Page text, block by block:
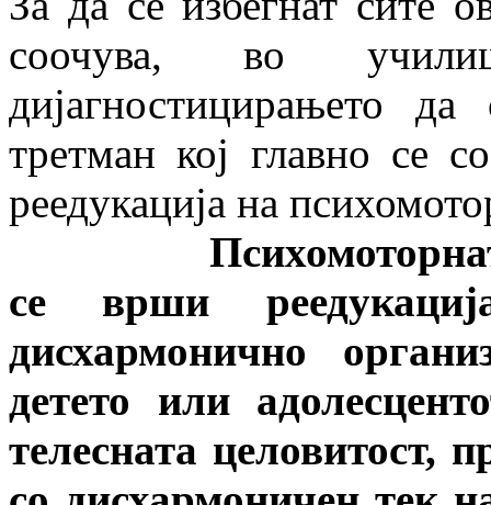
соочува, во
дијагностицирањето
третман кој главно се
реедукација на
Психомоторната
се врши
дисхармонично
детето или
телесната целовитост,